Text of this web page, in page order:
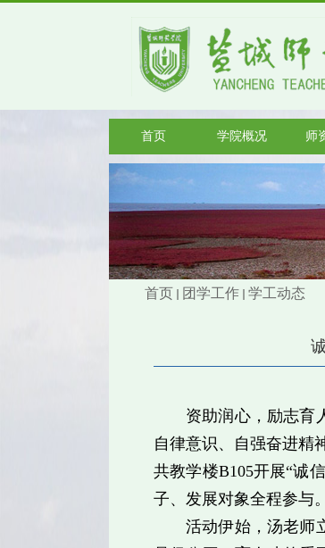
首页 学院概况 师
首页 团学工作 学工动态
资助润心，励志育
自律意识、自强奋进精
共教学楼B105开展“诚
子、发展对象全程参与。
活动伊始，汤老师